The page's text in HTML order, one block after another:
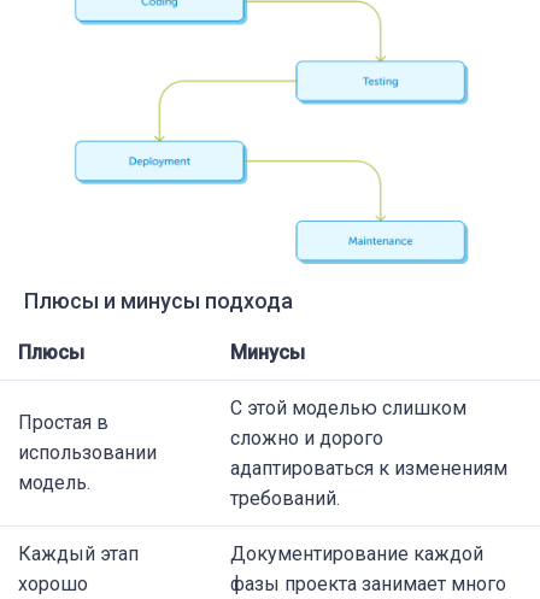
Плюсы и минусы подхода
Плюсы Минусы
Простая в
использовании
модель.
С этой моделью слишком
сложно и дорого
адаптироваться к изменениям
требований.
Каждый этап
хорошо
Документирование каждой
фазы проекта занимает много